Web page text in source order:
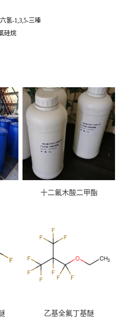
氢-1,3,5-三嗪
硅烷
十二氟木酸二甲酯
乙基全氟丁基醚